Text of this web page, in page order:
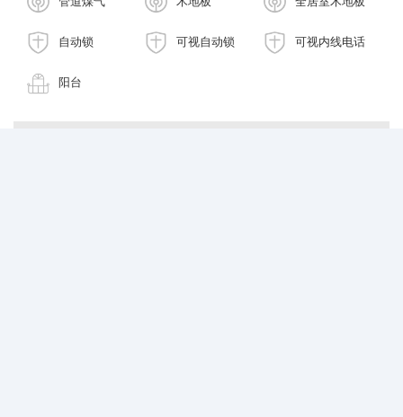
自动锁 可视自动锁 可视内线电话
阳台